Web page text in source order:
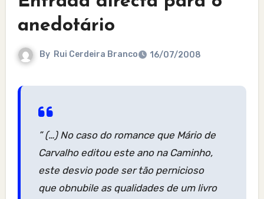
anedotário
By Rui Cerdeira Branco 16/07/2008
” (…) No caso do romance que Mário de
Carvalho editou este ano na Caminho,
este desvio pode ser tão pernicioso
que obnubile as qualidades de um livro